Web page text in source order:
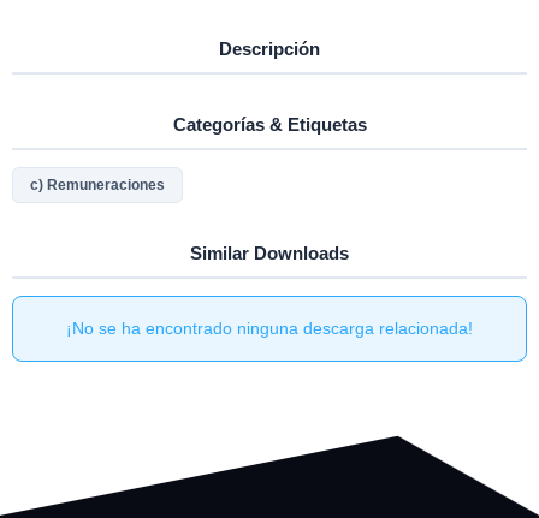
Descripción
Categorías & Etiquetas
c) Remuneraciones
Similar Downloads
¡No se ha encontrado ninguna descarga relacionada!